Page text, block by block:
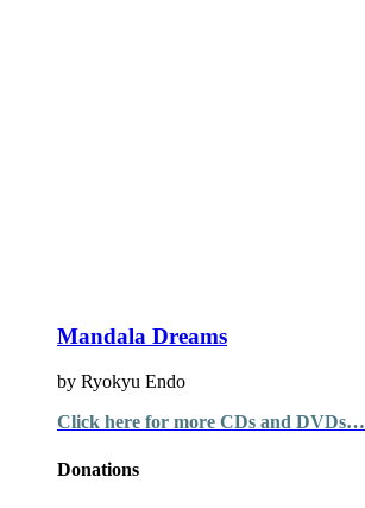
Mandala Dreams
by Ryokyu Endo
Click here for more CDs and DVDs…
Donations